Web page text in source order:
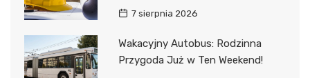
7 sierpnia 2026
Wakacyjny Autobus: Rodzinna
Przygoda Już w Ten Weekend!